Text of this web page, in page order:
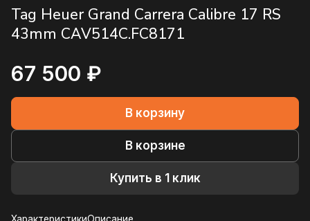
Tag Heuer Grand Carrera Calibre 17 RS
43mm CAV514C.FC8171
67 500 ₽
В корзину
В корзине
Купить в 1 клик